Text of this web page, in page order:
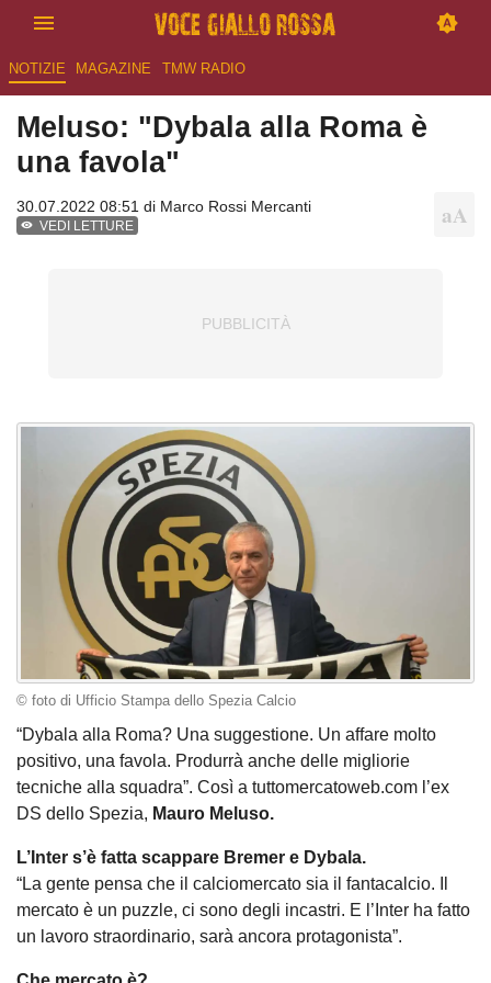
NOTIZIE MAGAZINE TMW RADIO
Meluso: "Dybala alla Roma è
una favola"
30.07.2022 08:51 di Marco Rossi Mercanti
VEDI LETTURE
© foto di Ufficio Stampa dello Spezia Calcio
“Dybala alla Roma? Una suggestione. Un affare molto
positivo, una favola. Produrrà anche delle migliorie
tecniche alla squadra”. Così a tuttomercatoweb.com l’ex
DS dello Spezia, Mauro Meluso.
L’Inter s’è fatta scappare Bremer e Dybala.
“La gente pensa che il calciomercato sia il fantacalcio. Il
mercato è un puzzle, ci sono degli incastri. E l’Inter ha fatto
un lavoro straordinario, sarà ancora protagonista”.